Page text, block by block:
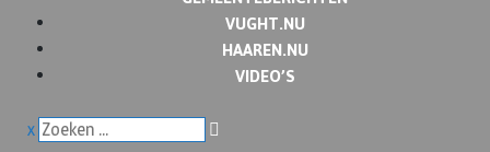
VUGHT.NU
HAAREN.NU
VIDEO’S
x